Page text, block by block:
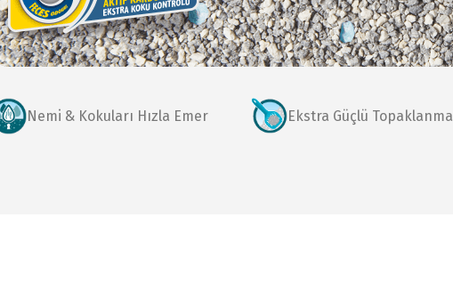
Nemi & Kokuları Hızla Emer Ekstra Güçlü Topaklanma